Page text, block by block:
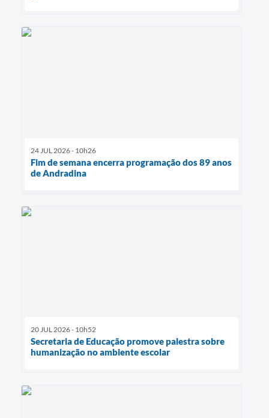
24 JUL 2026 - 10h26
Fim de semana encerra programação dos 89 anos
de Andradina
20 JUL 2026 - 10h52
Secretaria de Educação promove palestra sobre
humanização no ambiente escolar